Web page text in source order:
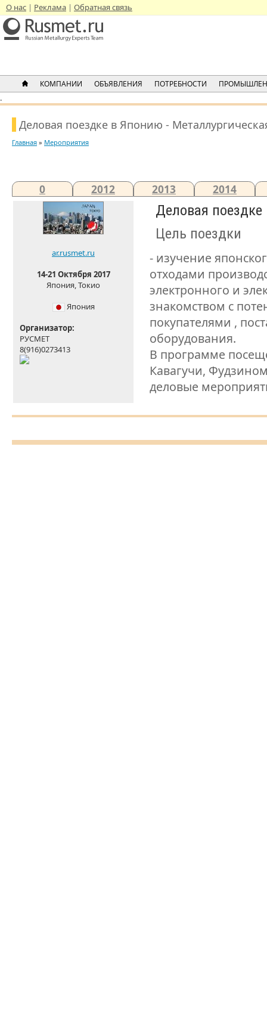
О нас Реклама Обратная связь
КОМПАНИИ ОБЪЯВЛЕНИЯ ПОТРЕБНОСТИ
.
Деловая поездке в Японию -
Главная » Мероприятия
0 2012 2013 2014
ar.rusmet.ru
14-21 Октября 2017
Япония, Токио
Япония
Организатор:
РУСМЕТ
8(916)0273413
Деловая
Цель поездки
- изучение
отходами
электронного и
знакомством с
покупателями ,
оборудования.
В программе
Кавагучи,
деловые